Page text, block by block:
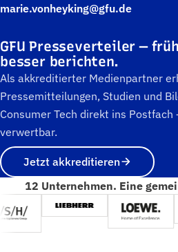
marie.vonheyking@gfu.de
GFU Presseverteiler —
besser berichten.
Als akkreditierter Medienpartner
Pressemitteilungen, Studien und
Consumer Tech direkt ins
verwertbar.
Jetzt akkreditieren
12 Unternehmen. Eine